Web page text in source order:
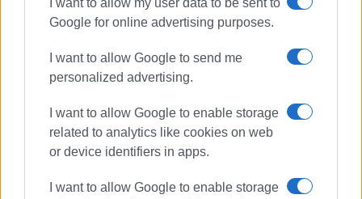
I want to allow my user data to be sent to
Google for online advertising purposes.
I want to allow Google to send me
personalized advertising.
I want to allow Google to enable storage
related to analytics like cookies on web
or device identifiers in apps.
I want to allow Google to enable storage